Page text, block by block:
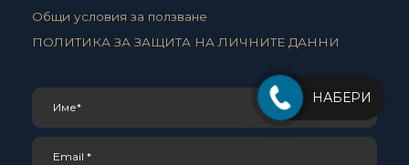
Общи условия за ползване
ПОЛИТИКА ЗА ЗАЩИТА НА ЛИЧНИТЕ ДАННИ
НАБЕРИ